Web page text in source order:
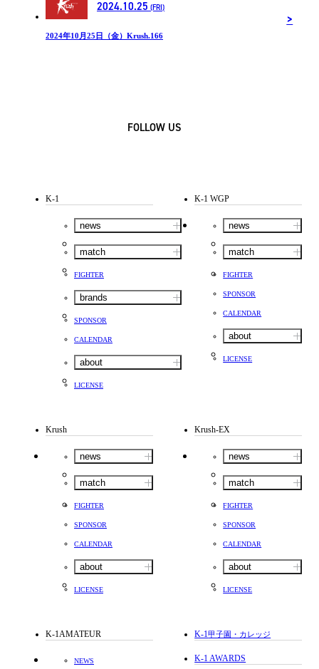
2024.10.25 (FRI)
2024年10月25日（金）Krush.166
FOLLOW US
K-1
news
match
FIGHTER
brands
SPONSOR
CALENDAR
about
LICENSE
K-1 WGP
news
match
FIGHTER
SPONSOR
CALENDAR
about
LICENSE
Krush
news
match
FIGHTER
SPONSOR
CALENDAR
about
LICENSE
Krush-EX
news
match
FIGHTER
SPONSOR
CALENDAR
about
LICENSE
K-1AMATEUR
NEWS
K-1甲子園・カレッジ
K-1 AWARDS